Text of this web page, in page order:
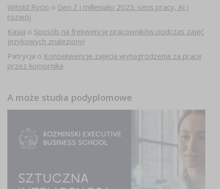
Witold Rycio o Gen Z i millenialsi 2025: sens pracy, AI i
rozwój
Kasia o Sposób na frekwencję pracowników podczas zajęć
językowych znaleziony!
Patrycja o Konsekwencje zajęcia wynagrodzenia za pracę
przez komornika
A może studia podyplomowe